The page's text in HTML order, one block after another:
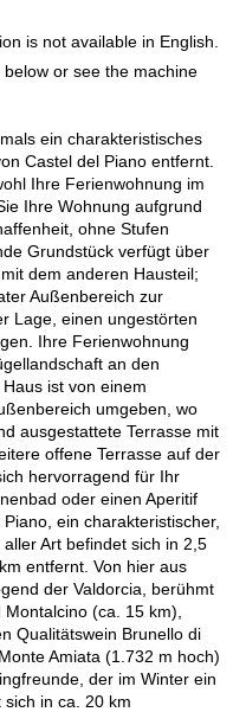
is not available in English.
or see the machine
ein charakteristisches
Castel del Piano entfernt.
Ihre Ferienwohnung im
Ihre Wohnung aufgrund
ohne Stufen
Grundstück verfügt über
dem anderen Hausteil;
Außenbereich zur
Lage, einen ungestörten
Ihre Ferienwohnung
an den
ist von einem
umgeben, wo
ausgestattete Terrasse mit
offene Terrasse auf der
hervorragend für Ihr
oder einen Aperitif
ein charakteristischer,
Art befindet sich in 2,5
entfernt. Von hier aus
der Valdorcia, berühmt
(ca. 15 km),
Qualitätswein Brunello di
Amiata (1.732 m hoch)
der im Winter ein
in ca. 20 km